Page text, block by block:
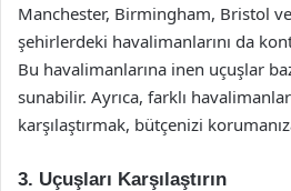
Manchester, Birmingham, Bristol
şehirlerdeki havalimanlarını da
Bu havalimanlarına inen uçuşlar
sunabilir. Ayrıca, farklı
karşılaştırmak, bütçenizi
3. Uçuşları Karşılaştırın